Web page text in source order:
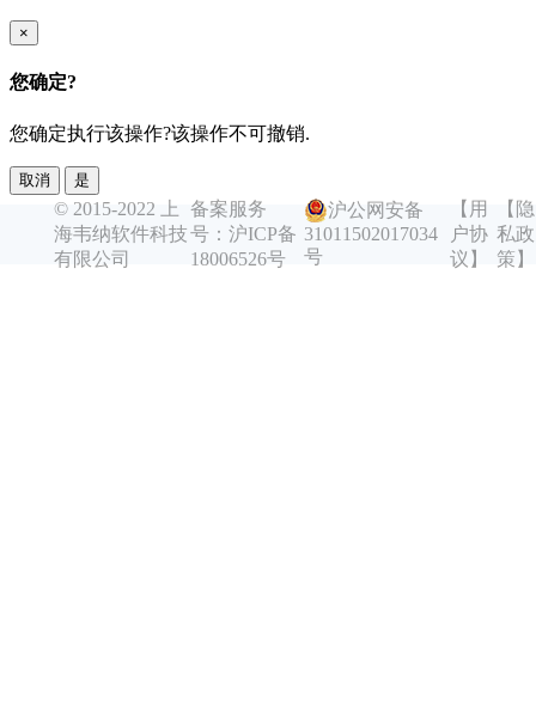
×
您确定?
您确定执行该操作?该操作不可撤销.
取消 是
© 2015-2022 上
海韦纳软件科技
有限公司
备案服务
号：沪ICP备
18006526号
沪公网安备
31011502017034
号
【用
户协
议】
【隐
私政
策】